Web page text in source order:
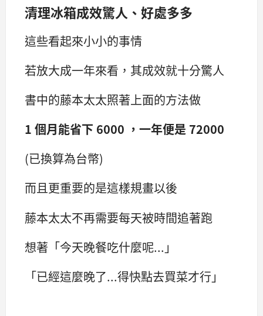
清理冰箱成效驚人、好處多多
這些看起來小小的事情
若放大成一年來看，其成效就十分驚人
書中的藤本太太照著上面的方法做
1 個月能省下 6000 ，一年便是 72000
(已換算為台幣)
而且更重要的是這樣規畫以後
藤本太太不再需要每天被時間追著跑
想著「今天晚餐吃什麼呢...」
「已經這麼晚了...得快點去買菜才行」